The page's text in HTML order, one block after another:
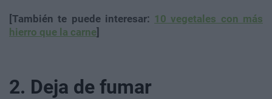
[También te puede interesar: 10 vegetales con más
hierro que la carne]
2. Deja de fumar